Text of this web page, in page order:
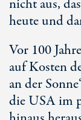
nicht aus,
heute und
Vor 100
auf Kosten
an der
die USA im